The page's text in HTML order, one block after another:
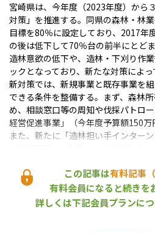
宮崎県は、今年度（2023年度）から
対策」を推進する。同県の森林・林
目標を80％に設定しており、2017年
の後は低下して70％台の前半にとど
造林意欲の低下や、造林・下刈り作
ックとなっており、新たな対策によっ
新対策では、新規事業と既存事業を
できる条件を整備する。まず、森林
め、相談窓口等の周知や伐採パトロ
経営促進事業」（今年度予算額150万
また、新たに「造林担い手インター
年で10名の新規就業者確保を目標に
同じく新規事業として、「素材生産
ル事業」（同1,168万円）も実施す
この記事は有料記事
有料会員になると続きを
詳しくは下記会員プランに